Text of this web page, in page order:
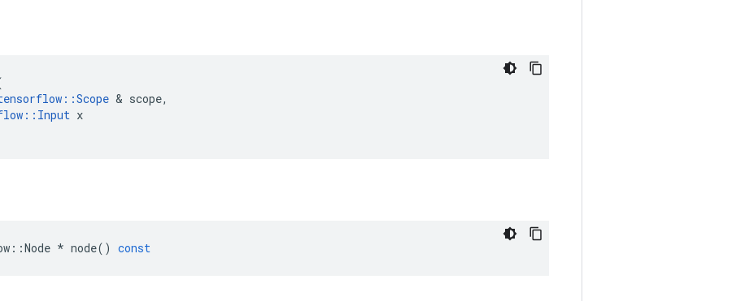
::Scope & scope,
:: Input x
::Node * node() const